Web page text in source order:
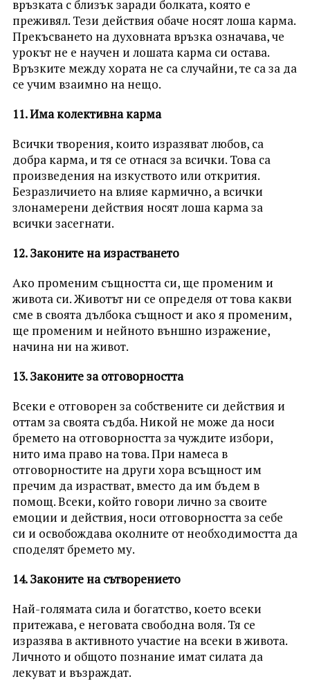
връзката с близък заради болката, която е
преживял. Тези действия обаче носят лоша карма.
Прекъсването на духовната връзка означава, че
урокът не е научен и лошата карма си остава.
Връзките между хората не са случайни, те са за да
се учим взаимно на нещо.
11. Има колективна карма
Всички творения, които изразяват любов, са
добра карма, и тя се отнася за всички. Това са
произведения на изкуството или открития.
Безразличието на влияе кармично, а всички
злонамерени действия носят лоша карма за
всички засегнати.
12. Законите на израстването
Ако променим същността си, ще променим и
живота си. Животът ни се определя от това какви
сме в своята дълбока същност и ако я променим,
ще променим и нейното външно изражение,
начина ни на живот.
13. Законите за отговорността
Всеки е отговорен за собствените си действия и
оттам за своята съдба. Никой не може да носи
бремето на отговорността за чуждите избори,
нито има право на това. При намеса в
отговорностите на други хора всъщност им
пречим да израстват, вместо да им бъдем в
помощ. Всеки, който говори лично за своите
емоции и действия, носи отговорността за себе
си и освобождава околните от необходимостта да
споделят бремето му.
14. Законите на сътворението
Най-голямата сила и богатство, което всеки
притежава, е неговата свободна воля. Тя се
изразява в активното участие на всеки в живота.
Личното и общото познание имат силата да
лекуват и възраждат.